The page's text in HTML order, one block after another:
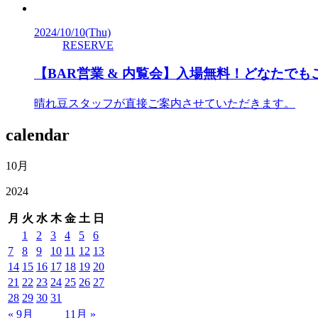
2024/10/10(Thu)
RESERVE
【BAR営業 & 内覧会】入場無料！どなたでも
晴れ豆スタッフが直接ご案内させていただきます。
calendar
10月
2024
月 火 水 木 金 土 日
« 9月 11月 »
1 2 3 4 5
6
7
8 9 10 11 12 13
14 15 16 17 18 19 20
21 22 23 24 25 26 27
28 29 30 31